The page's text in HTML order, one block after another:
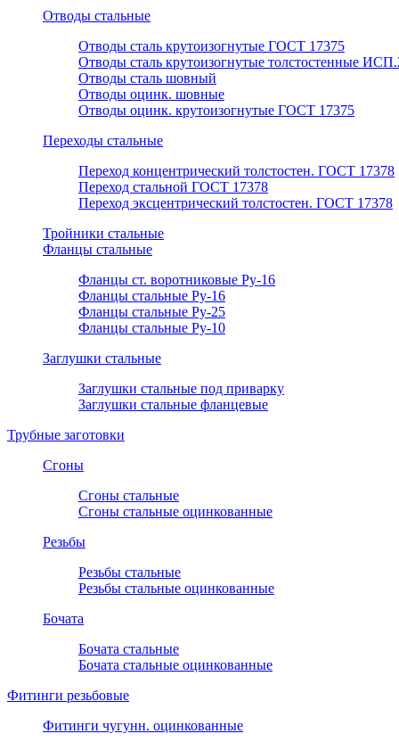
Отводы стальные
Отводы сталь крутоизогнутые ГОСТ 17375
Отводы сталь крутоизогнутые толстостенные
Отводы сталь шовный
Отводы оцинк. шовные
Отводы оцинк. крутоизогнутые ГОСТ 17375
Переходы стальные
Переход концентрический толстостен. ГОСТ 17378
Переход стальной ГОСТ 17378
Переход эксцентрический толстостен. ГОСТ 17378
Тройники стальные
Фланцы стальные
Фланцы ст. воротниковые Ру-16
Фланцы стальные Ру-16
Фланцы стальные Ру-25
Фланцы стальные Ру-10
Заглушки стальные
Заглушки стальные под приварку
Заглушки стальные фланцевые
Трубные заготовки
Сгоны
Сгоны стальные
Сгоны стальные оцинкованные
Резьбы
Резьбы стальные
Резьбы стальные оцинкованные
Бочата
Бочата стальные
Бочата стальные оцинкованные
Фитинги резьбовые
Фитинги чугунн. оцинкованные